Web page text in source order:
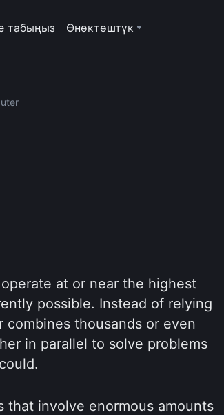
табыңыз Өнөктөштүк
at or near the highest
possible. Instead of relying
combines thousands or even
in parallel to solve problems
that involve enormous amounts